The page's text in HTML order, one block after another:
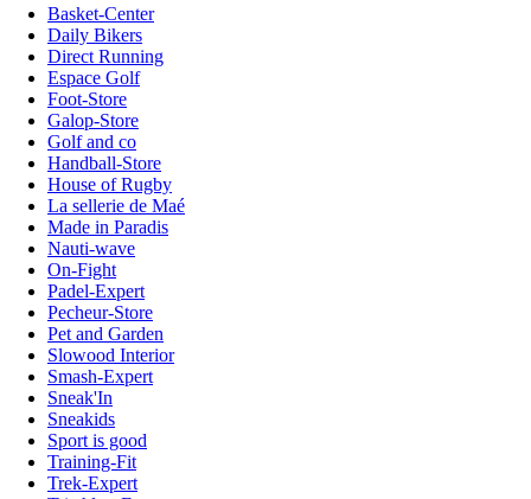
Basket-Center
Daily Bikers
Direct Running
Espace Golf
Foot-Store
Galop-Store
Golf and co
Handball-Store
House of Rugby
La sellerie de Maé
Made in Paradis
Nauti-wave
On-Fight
Padel-Expert
Pecheur-Store
Pet and Garden
Slowood Interior
Smash-Expert
Sneak'In
Sneakids
Sport is good
Training-Fit
Trek-Expert